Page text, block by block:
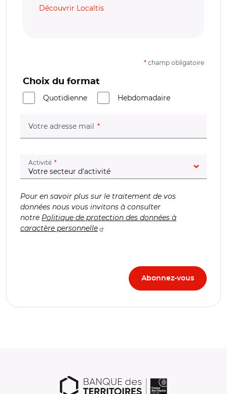
Découvrir Localtis
* champ obligatoire
Choix du format
Quotidienne
Hebdomadaire
Votre adresse mail (champ obligatoire)
Activité (champ obligatoire)
Pour en savoir plus sur le traitement de vos
données nous vous invitons à consulter
notre Politique de protection des données à
caractère personnelle